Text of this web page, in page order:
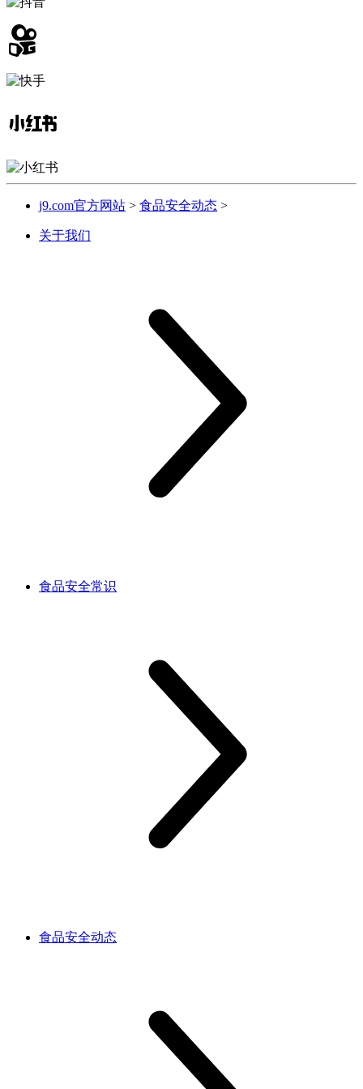
j9.com官方网站 > 食品安全动态 >
关于我们
食品安全常识
食品安全动态